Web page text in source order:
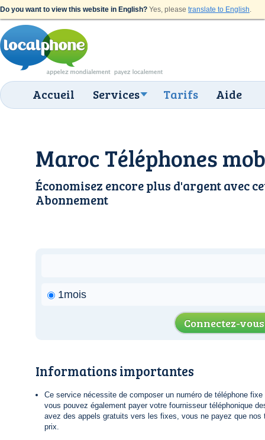
Do you want to view this website in English? Yes, please translate to English.
Accueil Services Tarifs Aide
Maroc Téléphones
Économisez encore plus d'argent avec
Abonnement
1mois
Connectez-
Informations importantes
Ce service nécessite de composer un numéro de téléphone
vous pouvez également payer votre fournisseur téléphonique
avez des appels gratuits vers les fixes, vous ne payez que nos
prix.